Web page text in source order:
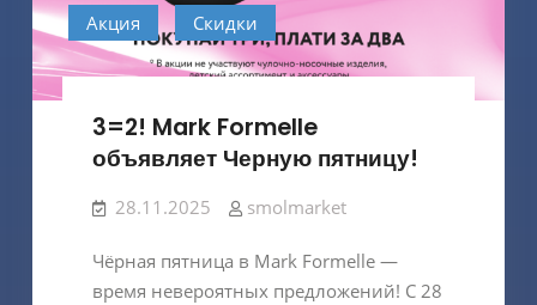
Акция Скидки
3=2! Mark Formelle
объявляет Черную пятницу!
28.11.2025 smolmarket
Чёрная пятница в Mark Formelle —
время невероятных предложений! С 28